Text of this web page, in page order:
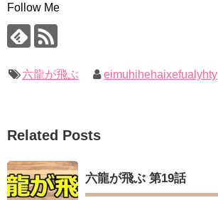
Follow Me
六龍が飛ぶ eimuhihehaixefualyhty
Related Posts
六龍が飛ぶ 第19話